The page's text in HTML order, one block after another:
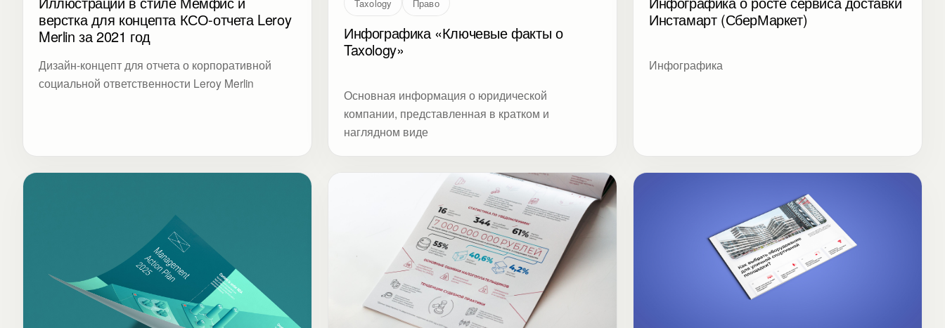
верстка для концепта КСО-отчета Leroy
Merlin за 2021 год
Дизайн-концепт для отчета о корпоративной
социальной ответственности Leroy Merlin
Taxology Право
Инфографика «Ключевые факты о
Taxology»
Основная информация о юридической
компании, представленная в кратком и
наглядном виде
Инстамарт (СберМаркет)
Инфографика